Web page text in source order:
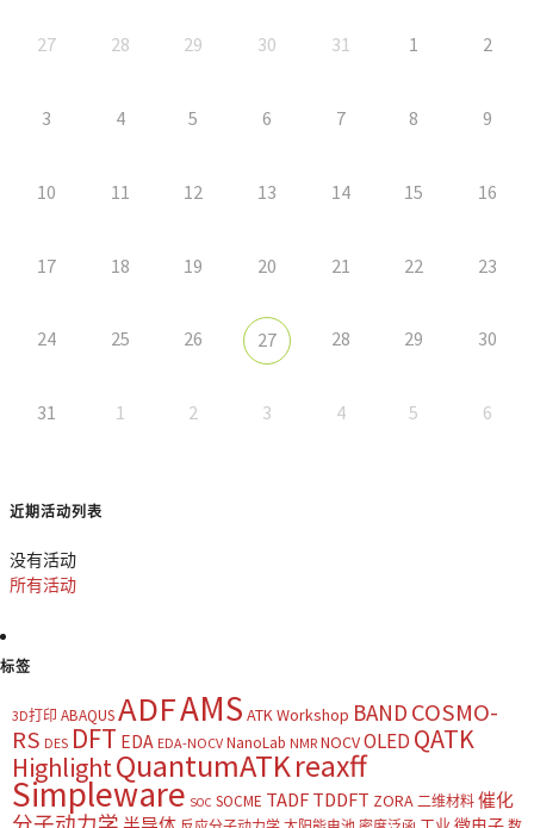
27 28 29 30 31 1 2
3 4 5 6 7 8 9
10 11 12 13 14 15 16
17 18 19 20 21 22 23
24 25 26 27 28 29 30
31 1 2 3 4 5 6
近期活动列表
没有活动
所有活动
标签
3D打印 ABAQUSADFAMS ATK Workshop BAND COSMO-
RS DES DFT EDA EDA-NOCV NanoLab NMR NOCVOLED QATK
HighlightQuantumATKreaxff
Simpleware SOC SOCME TADF TDDFT ZORA 二维材料 催化